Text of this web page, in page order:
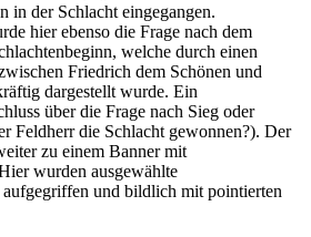
in der Schlacht eingegangen.
hier ebenso die Frage nach dem
welche durch einen
Friedrich dem Schönen und
dargestellt wurde. Ein
über die Frage nach Sieg oder
Feldherr die Schlacht gewonnen?). Der
zu einem Banner mit
wurden ausgewählte
aufgegriffen und bildlich mit pointierten